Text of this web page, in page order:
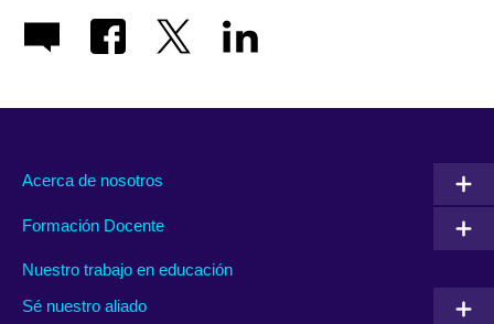
Acerca de nosotros
Formación Docente
Nuestro trabajo en educación
Sé nuestro aliado